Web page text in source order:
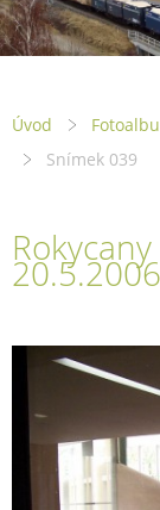
Úvod
Snímek 039
20.5.2006